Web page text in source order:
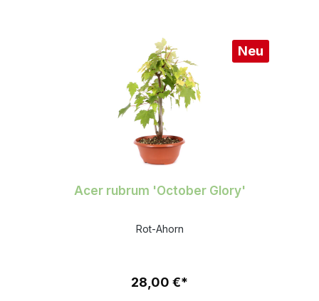
Neu
Acer rubrum 'October Glory'
Rot-Ahorn
28,00 €*